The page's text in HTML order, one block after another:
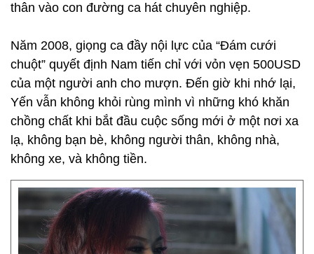
thân vào con đường ca hát chuyên nghiệp.
Năm 2008, giọng ca đầy nội lực của “Đám cưới
chuột” quyết định Nam tiến chỉ với vỏn vẹn 500USD
của một người anh cho mượn. Đến giờ khi nhớ lại,
Yến vẫn không khỏi rùng mình vì những khó khăn
chồng chất khi bắt đầu cuộc sống mới ở một nơi xa
lạ, không bạn bè, không người thân, không nhà,
không xe, và không tiền.